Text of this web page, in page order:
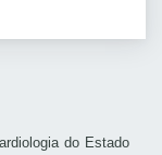
do Estado